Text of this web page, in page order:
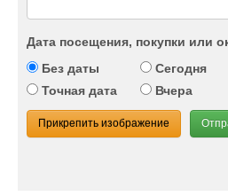
Дата посещения, покупки или
Без даты
Сегодня
Точная дата
Вчера
Прикрепить изображение